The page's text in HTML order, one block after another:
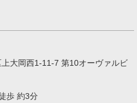
大岡西1-11-7 第10オーヴァルビ
歩 約3分